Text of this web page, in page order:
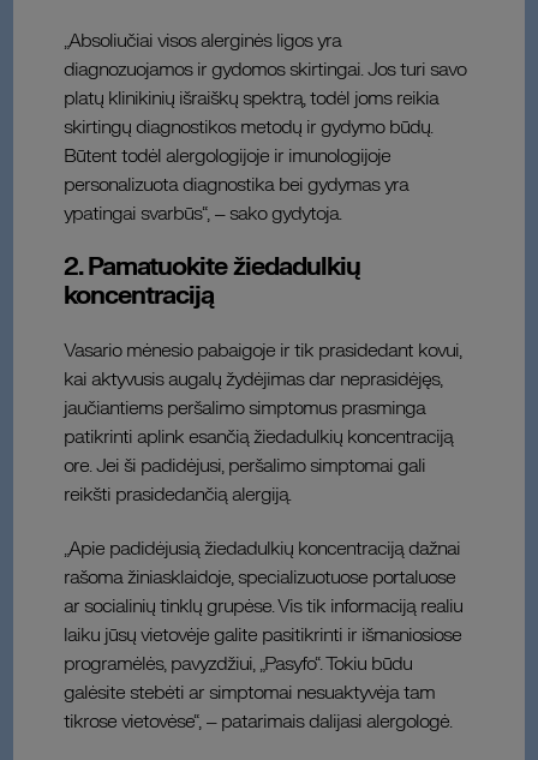
„Absoliučiai visos alerginės ligos yra
diagnozuojamos ir gydomos skirtingai. Jos turi savo
platų klinikinių išraiškų spektrą, todėl joms reikia
skirtingų diagnostikos metodų ir gydymo būdų.
Būtent todėl alergologijoje ir imunologijoje
personalizuota diagnostika bei gydymas yra
ypatingai svarbūs“, – sako gydytoja.
2. Pamatuokite žiedadulkių
koncentraciją
Vasario mėnesio pabaigoje ir tik prasidedant kovui,
kai aktyvusis augalų žydėjimas dar neprasidėjęs,
jaučiantiems peršalimo simptomus prasminga
patikrinti aplink esančią žiedadulkių koncentraciją
ore. Jei ši padidėjusi, peršalimo simptomai gali
reikšti prasidedančią alergiją.
„Apie padidėjusią žiedadulkių koncentraciją dažnai
rašoma žiniasklaidoje, specializuotuose portaluose
ar socialinių tinklų grupėse. Vis tik informaciją realiu
laiku jūsų vietovėje galite pasitikrinti ir išmaniosiose
programėlės, pavyzdžiui, „Pasyfo“. Tokiu būdu
galėsite stebėti ar simptomai nesuaktyvėja tam
tikrose vietovėse“, – patarimais dalijasi alergologė.